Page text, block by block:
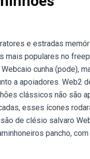
e estradas
mais populares no
cunha (pode),
a apoiadores. Web2
clássicos não são
esses ícones
de clésio salvaro
pancho,